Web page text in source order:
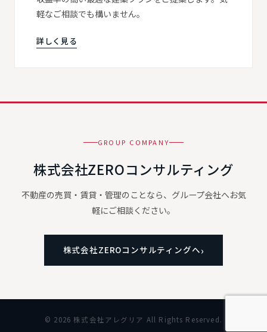
軽なご相談でも構いません。
詳しく見る
GROUP COMPANY
株式会社ZEROコンサルティング
不動産の売買・賃貸・管理のことなら、グループ会社へお気
軽にご相談ください。
株式会社ZEROコンサルティングへ
© 2026 株式会社アレグリア All Rights Reserved.